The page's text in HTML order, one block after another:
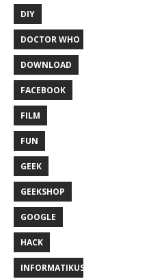
DIY
DOCTOR WHO
DOWNLOAD
FACEBOOK
FILM
FUN
GEEK
GEEKSHOP
GOOGLE
HACK
INFORMATIKUS